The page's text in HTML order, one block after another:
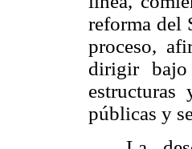
reforma del
proceso,
dirigir
públicas y